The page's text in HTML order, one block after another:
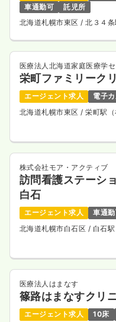
車通勤可
託児所
北海道札幌市東区 / 北３４
医療法人北海道家庭医療学
栄町ファミリーク
エージェント求人 電子
北海道札幌市東区 / 栄町駅
株式会社モア・アクティブ
訪問看護ステーシ
白石
エージェント求人
車通
北海道札幌市白石区 / 白石
医療法人はまなす
篠路はまなすクリ
エージェント求人 10床